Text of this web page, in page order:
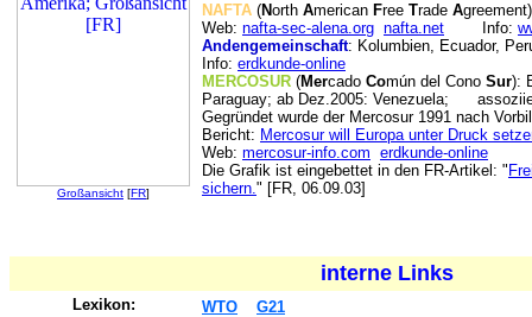
Großansicht [FR]
NAFTA (North American Free Trade A
Web: nafta-sec-alena.org nafta.net Info:
Andengemeinschaft: Kolumbien, Ecuador,
Info: erdkunde-online
MERCOSUR (Mercado Común del Cono Sur):
Paraguay; ab Dez.2005: Venezuela;
Gegründet wurde der Mercosur 1991 nach
Bericht: Mercosur will Europa unter Druck
Web: mercosur-info.com erdkunde-online
Die Grafik ist eingebettet in den FR-Artikel: "
sichern." [FR, 06.09.03]
interne Links
Lexikon: WTO
G21